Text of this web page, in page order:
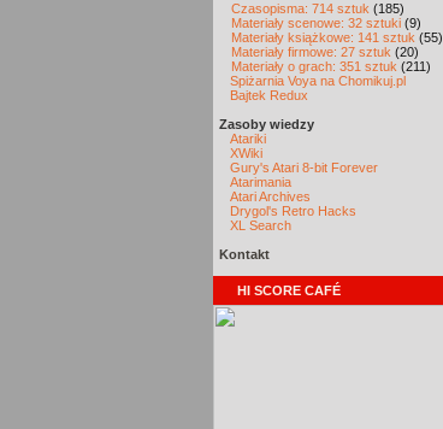
Czasopisma: 714 sztuk (185)
Materiały scenowe: 32 sztuki (9)
Materiały książkowe: 141 sztuk (55)
Materiały firmowe: 27 sztuk (20)
Materiały o grach: 351 sztuk (211)
Spiżarnia Voya na Chomikuj.pl
Bajtek Redux
Zasoby wiedzy
Atariki
XWiki
Gury's Atari 8-bit Forever
Atarimania
Atari Archives
Drygol's Retro Hacks
XL Search
Kontakt
HI SCORE CAFÉ